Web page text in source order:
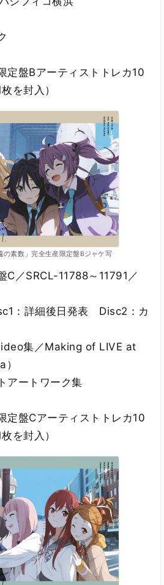
定盤Bアーティストトレカ10
を封入）
の素数」完全生産限定盤Bジャケ写
C／SRCL-11788～11791／
：詳細後日発表 Disc2：カ
集／Making of LIVE at
アートワーク集
定盤Cアーティストトレカ10
を封入）